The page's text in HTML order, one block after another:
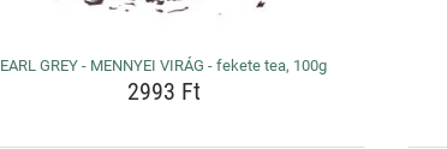
EARL GREY - MENNYEI VIRÁG - fekete tea, 100g
2993 Ft